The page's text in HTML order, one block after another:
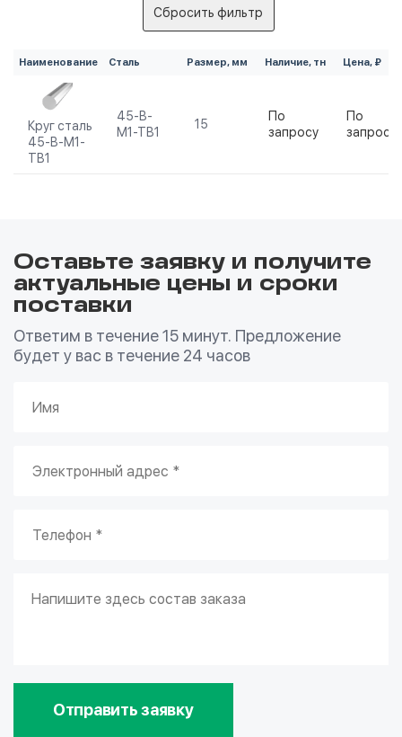
Сбросить фильтр
Наименование Сталь Размер, мм Наличие, тн Цена, ₽
Круг сталь
45-В-М1-
ТВ1
45-В-
М1-ТВ1
15
По
запросу
По
запросу
Оставьте заявку и получите
актуальные цены и сроки
поставки
Ответим в течение 15 минут. Предложение
будет у вас в течение 24 часов
Отправить заявку